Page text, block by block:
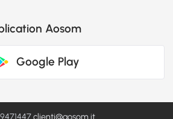
Aosom
Google Play
clienti@aosom.it